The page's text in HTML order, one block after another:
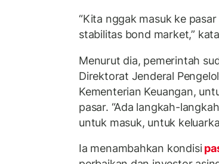
“Kita nggak masuk ke
stabilitas bond market,”
Menurut dia, pemerintah
Direktorat Jenderal
Kementerian Keuangan,
pasar. “Ada langkah-
untuk masuk, untuk
Ia menambahkan kondisi